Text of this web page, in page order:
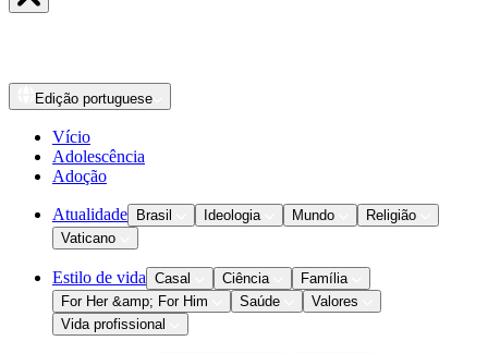
Edição portuguese
Vício
Adolescência
Adoção
Atualidade Brasil Ideologia Mundo
Religião
Vaticano
Estilo de vida Casal Ciência
Família
For Her &amp; For Him
Saúde
Valores
Vida profissional